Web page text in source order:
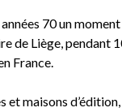
70 un
de Liège, pendant
France.
maisons